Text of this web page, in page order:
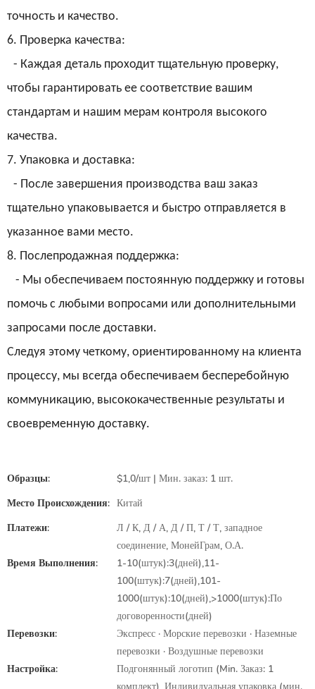
точность и качество.
6. Проверка качества:
- Каждая деталь проходит тщательную проверку,
чтобы гарантировать ее соответствие вашим
стандартам и нашим мерам контроля высокого
качества.
7. Упаковка и доставка:
- После завершения производства ваш заказ
тщательно упаковывается и быстро отправляется в
указанное вами место.
8. Послепродажная поддержка:
- Мы обеспечиваем постоянную поддержку и готовы
помочь с любыми вопросами или дополнительными
запросами после доставки.
Следуя этому четкому, ориентированному на клиента
процессу, мы всегда обеспечиваем бесперебойную
коммуникацию, высококачественные результаты и
своевременную доставку.
Образцы:
$1,0/шт | Мин. заказ: 1 шт.
Место Происхождения: Китай
Платежи:
Л / К, Д / А, Д / П, Т / Т, западное
соединение, МонейГрам, О.А.
Время Выполнения:
1-10(штук):3(дней),11-
100(штук):7(дней),101-
1000(штук):10(дней),>1000(штук):По
договоренности(дней)
Перевозки:
Экспресс · Морские перевозки · Наземные
перевозки · Воздушные перевозки
Настройка:
Подгонянный логотип (Min. Заказ: 1